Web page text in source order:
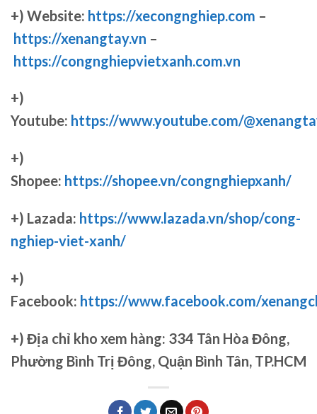
+) Website: https://xecongnghiep.com –
https://xenangtay.vn –
https://congnghiepvietxanh.com.vn
+)
Youtube: https://www.youtube.com/
+)
Shopee: https://shopee.vn/congnghiepxanh/
+) Lazada: https://www.lazada.vn/shop/cong-
nghiep-viet-xanh/
+)
Facebook: https://www.facebook.com/
+) Địa chỉ kho xem hàng: 334 Tân Hòa Đông,
Phường Bình Trị Đông, Quận Bình Tân, TP.HCM